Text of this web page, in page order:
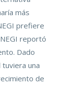
más
prefiere
reportó
Dado
una
de